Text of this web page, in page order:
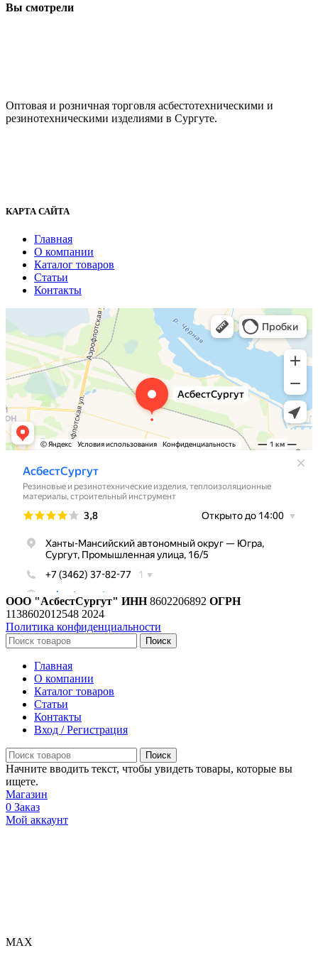
Вы смотрели
Оптовая и розничная торговля асбестотехническими и
резинотехническими изделиями в Сургуте.
КАРТА САЙТА
Главная
О компании
Каталог товаров
Статьи
Контакты
ООО "АсбестСургут" ИНН8602206892 ОГРН
1138602012548 2024
Политика конфиденциальности
Поиск
Главная
О компании
Каталог товаров
Статьи
Контакты
Вход / Регистрация
Поиск
Начните вводить текст, чтобы увидеть товары, которые вы
ищете.
Магазин
0 Заказ
Мой аккаунт
МАХ